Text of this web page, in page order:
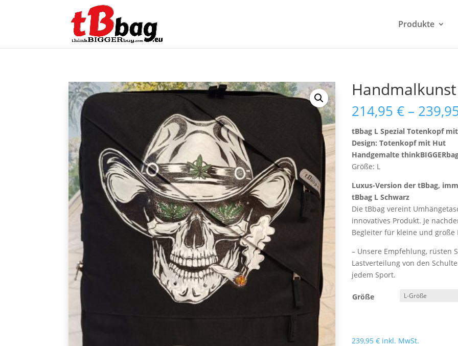
Produkte
214,95€ –
tBbag L Spezial Totenkopf
Design: Totenkopf mit Hut
Handgemalte
Größe: L
Luxus-Version der tBbag,
tBbag L Schwarz
Die tBbag vereint
innovatives Produkt. Je
Begleiter für kleine und große
– Unsere Empfehlung, rüsten
Lastverteilung von den
jedem Sport.
Größe
239,95€ inkl. MwSt.